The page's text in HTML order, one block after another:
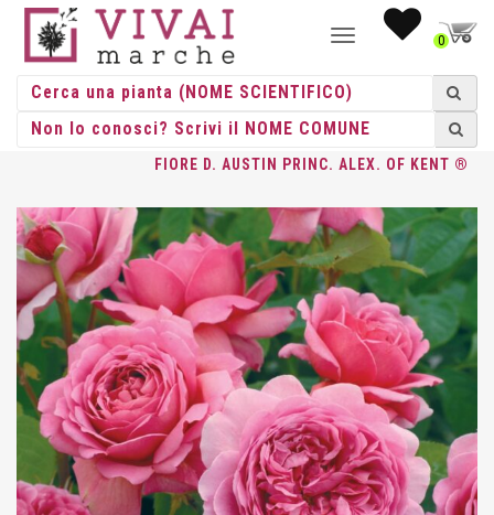
NAVIGAZIONE0
HOME /ROSE/GRANDE FIORE/ DAVID AUSTIN / ROSA GR.
FIORE D. AUSTIN PRINC. ALEX. OF KENT ®